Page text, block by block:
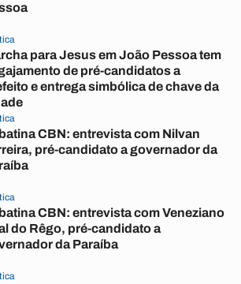
para Jesus em João Pessoa tem
de pré-candidatos a
e entrega simbólica de chave da
CBN: entrevista com Nilvan
pré-candidato a governador da
CBN: entrevista com Veneziano
do Rêgo, pré-candidato a
da Paraíba